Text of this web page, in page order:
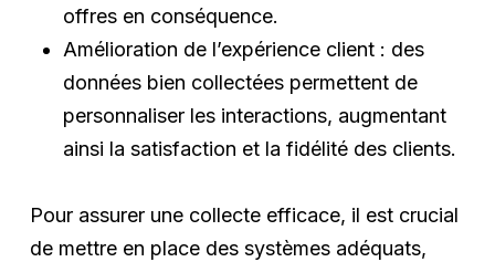
offres en conséquence.
Amélioration de l’expérience client : des
données bien collectées permettent de
personnaliser les interactions, augmentant
ainsi la satisfaction et la fidélité des clients.
Pour assurer une collecte efficace, il est crucial
de mettre en place des systèmes adéquats,